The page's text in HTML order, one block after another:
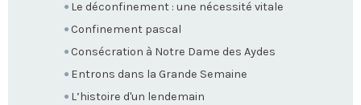
Le déconfinement : une nécessité vitale
Confinement pascal
Consécration à Notre Dame des Aydes
Entrons dans la Grande Semaine
L’histoire d'un lendemain